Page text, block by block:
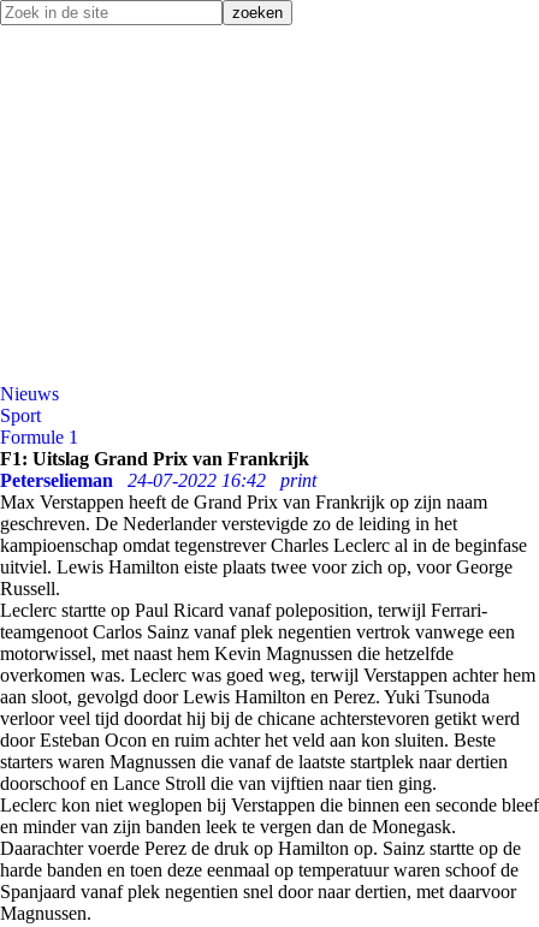
Nieuws
Sport
Formule 1
F1: Uitslag Grand Prix van Frankrijk
Peterselieman
24-07-2022 16:42
print
Max Verstappen heeft de Grand Prix van Frankrijk op zijn naam
geschreven. De Nederlander verstevigde zo de leiding in het
kampioenschap omdat tegenstrever Charles Leclerc al in de beginfase
uitviel. Lewis Hamilton eiste plaats twee voor zich op, voor George
Russell.
Leclerc startte op Paul Ricard vanaf poleposition, terwijl Ferrari-
teamgenoot Carlos Sainz vanaf plek negentien vertrok vanwege een
motorwissel, met naast hem Kevin Magnussen die hetzelfde
overkomen was. Leclerc was goed weg, terwijl Verstappen achter hem
aan sloot, gevolgd door Lewis Hamilton en Perez. Yuki Tsunoda
verloor veel tijd doordat hij bij de chicane achterstevoren getikt werd
door Esteban Ocon en ruim achter het veld aan kon sluiten. Beste
starters waren Magnussen die vanaf de laatste startplek naar dertien
doorschoof en Lance Stroll die van vijftien naar tien ging.
Leclerc kon niet weglopen bij Verstappen die binnen een seconde bleef
en minder van zijn banden leek te vergen dan de Monegask.
Daarachter voerde Perez de druk op Hamilton op. Sainz startte op de
harde banden en toen deze eenmaal op temperatuur waren schoof de
Spanjaard vanaf plek negentien snel door naar dertien, met daarvoor
Magnussen.